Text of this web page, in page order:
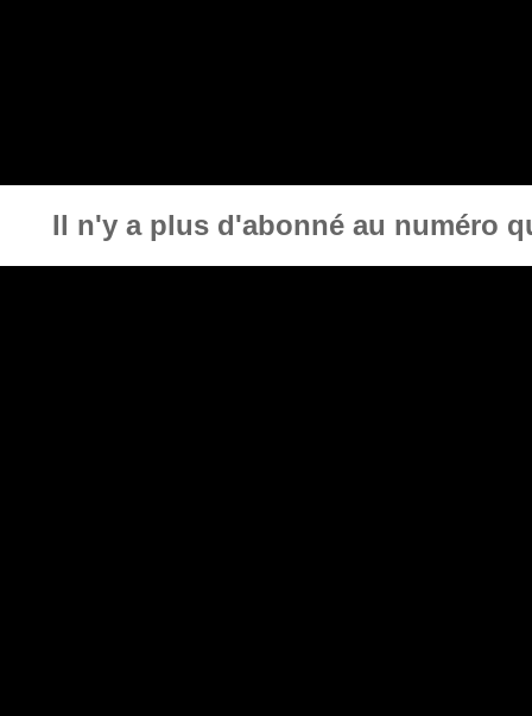
Il n'y a plus d'abonné au numéro